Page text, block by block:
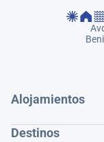
Alojamientos
Destinos